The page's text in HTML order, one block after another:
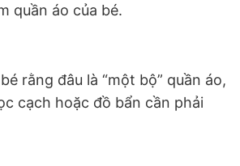
quần áo của bé.
rằng đâu là “một bộ” quần áo,
cạch hoặc đồ bẩn cần phải